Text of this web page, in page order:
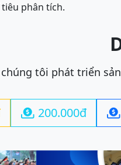
phân tích.
tôi phát triển
 200.000đ 